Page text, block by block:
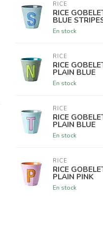
RICE
RICE
BLUE
En stock
RICE
RICE
PLAIN BLUE
En stock
RICE
RICE
PLAIN BLUE
En stock
RICE
RICE
PLAIN PINK
En stock